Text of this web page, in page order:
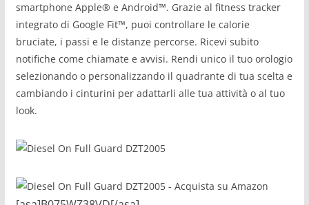
smartphone Apple® e Android™. Grazie al fitness tracker
integrato di Google Fit™, puoi controllare le calorie
bruciate, i passi e le distanze percorse. Ricevi subito
notifiche come chiamate e avvisi. Rendi unico il tuo orologio
selezionando o personalizzando il quadrante di tua scelta e
cambiando i cinturini per adattarli alle tua attività o al tuo
look.